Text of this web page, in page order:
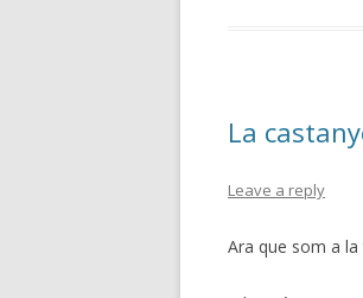
La
Leave a reply
Ara que som a